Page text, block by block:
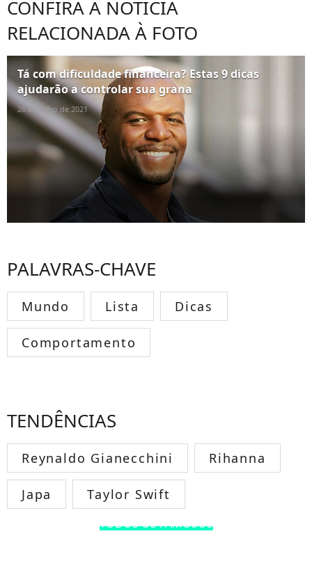
CONFIRA A NOTÍCIA
RELACIONADA À FOTO
Tá com dificuldade financeira? Estas 9 dicas
ajudarão a controlar sua grana
26 de julho de 2021
PALAVRAS-CHAVE
Mundo Lista Dicas
Comportamento
TENDÊNCIAS
Reynaldo Gianecchini Rihanna
Japa Taylor Swift
TODOS OS FAMOSOS